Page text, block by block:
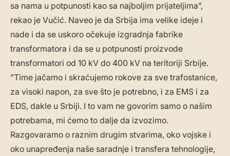
sa nama u potpunosti kao sa najboljim prijateljima”,
rekao je Vučić. Naveo je da Srbija ima velike ideje i
nade i da se uskoro očekuje izgradnja fabrike
transformatora i da se u potpunosti proizvode
transformatori od 10 kV do 400 kV na teritoriji Srbije.
”Time jačamo i skraćujemo rokove za sve trafostanice,
za visoki napon, za sve što je potrebno, i za EMS i za
EDS, dakle u Srbiji. I to vam ne govorim samo o našim
potrebama, mi ćemo to dalje da izvozimo.
Razgovaramo o raznim drugim stvarima, oko vojske i
oko unapređenja naše saradnje i transfera tehnologije,